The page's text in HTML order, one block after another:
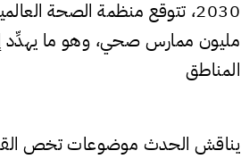
مليون ممارس صحي، وهو ما يهدِّد
المناطق
يناقش الحدث موضوعات تخص